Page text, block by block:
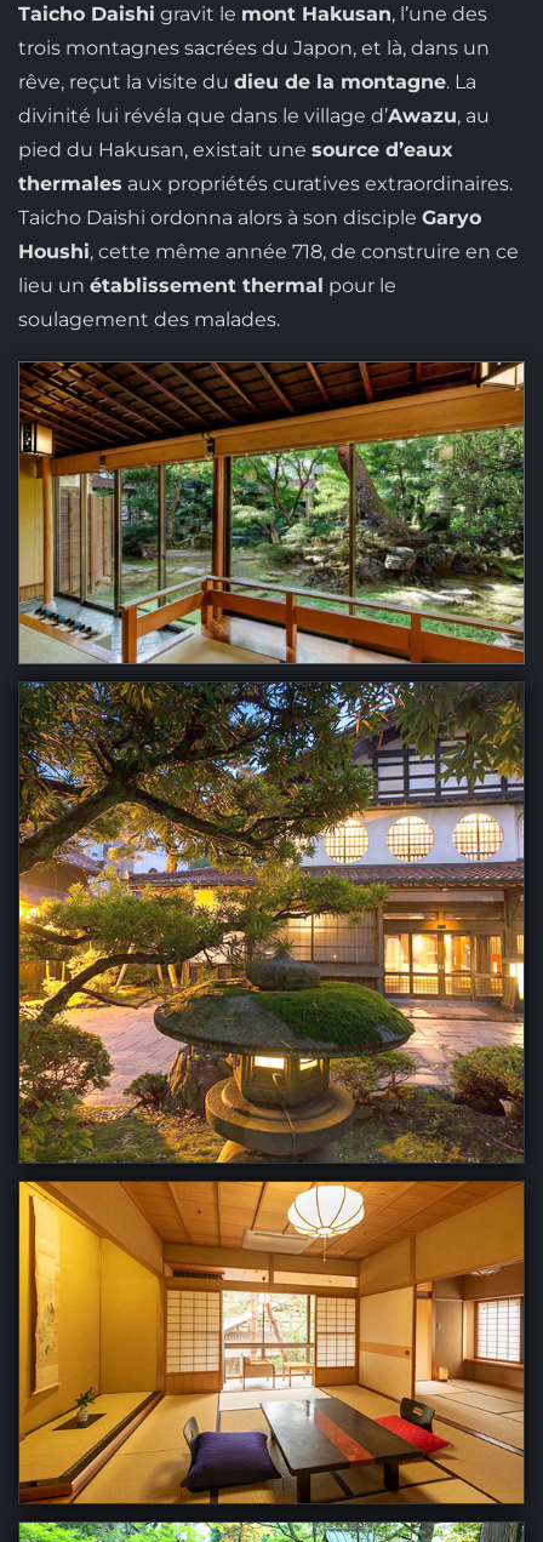
Taicho Daishi gravit le mont Hakusan, l’une des
trois montagnes sacrées du Japon, et là, dans un
rêve, reçut la visite du dieu de la montagne. La
divinité lui révéla que dans le village d’Awazu, au
pied du Hakusan, existait une source d’eaux
thermales aux propriétés curatives extraordinaires.
Taicho Daishi ordonna alors à son disciple Garyo
Houshi, cette même année 718, de construire en ce
lieu un établissement thermal pour le
soulagement des malades.